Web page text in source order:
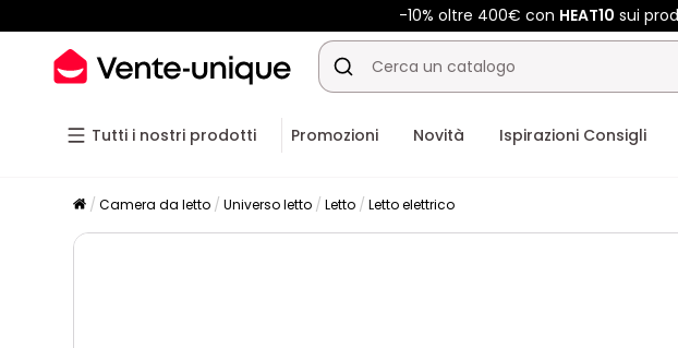
-10% oltre 400€ con HEAT10 sui
Tutti i nostri prodotti Promozioni Novità Ispirazioni Consigli
Camera da letto Universo letto Letto Letto elettrico